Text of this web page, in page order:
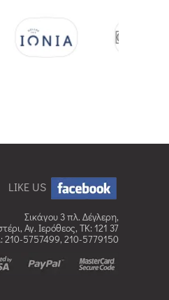
LIKE US
Σικάγου 3 πλ. Δέγλερη,
Αγ. Ιερόθεος, TK: 121 37
210-5757499, 210-5779150